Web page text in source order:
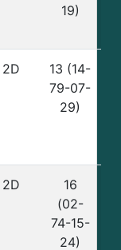
19)
2D
13 (14-
79-07-
29)
2D
16
(02-
74-15-
24)